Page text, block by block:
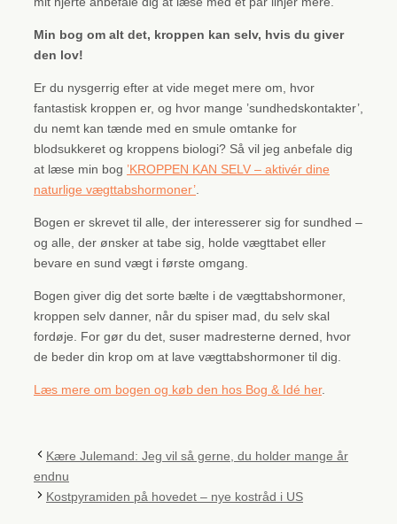
Min bog om alt det, kroppen kan selv, hvis du giver
den lov!
Er du nysgerrig efter at vide meget mere om, hvor
fantastisk kroppen er, og hvor mange ’sundhedskontakter’,
du nemt kan tænde med en smule omtanke for
blodsukkeret og kroppens biologi? Så vil jeg anbefale dig
at læse min bog ’KROPPEN KAN SELV – aktivér dine
naturlige vægttabshormoner’
Bogen er skrevet til alle, der interesserer sig for sundhed –
og alle, der ønsker at tabe sig, holde vægttabet eller
bevare en sund vægt i første omgang.
Bogen giver dig det sorte bælte i de vægttabshormoner,
kroppen selv danner, når du spiser mad, du selv skal
fordøje. For gør du det, suser madresterne derned, hvor
de beder din krop om at lave vægttabshormoner til dig.
Læs mere om bogen og køb den hos Bog & Idé her.
Kære Julemand: Jeg vil så gerne, du holder mange år
endnu
Kostpyramiden på hovedet – nye kostråd i US